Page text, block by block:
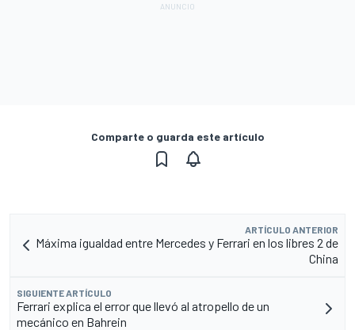
Comparte o guarda este artículo
ARTÍCULO ANTERIOR
Máxima igualdad entre Mercedes y Ferrari en los libres 2 de
China
SIGUIENTE ARTÍCULO
Ferrari explica el error que llevó al atropello de un
mecánico en Bahrein